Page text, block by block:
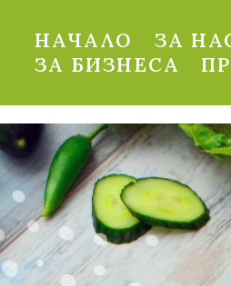
НАЧАЛО ЗА
ЗА БИЗНЕСА